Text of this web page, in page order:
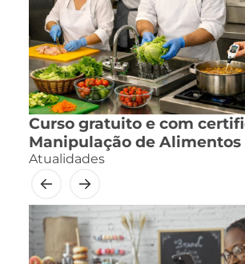
Curso gratuito e com
Manipulação de Alimentos
Atualidades